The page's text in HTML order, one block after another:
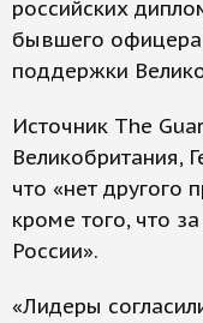
российских
бывшего офицера
поддержки
Источник The
Великобритания,
что «нет другого
кроме того, что
России».
«Лидеры